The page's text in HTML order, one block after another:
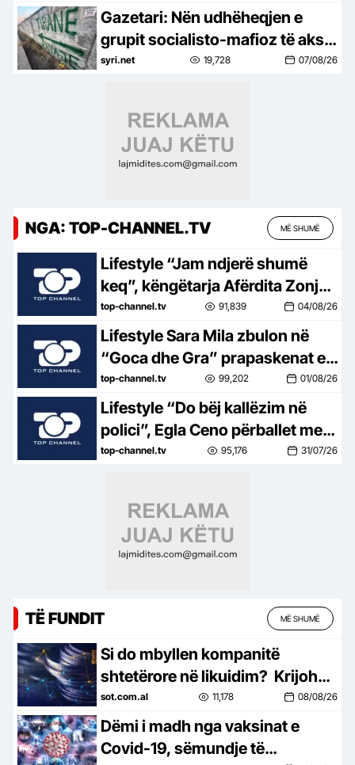
Gazetari: Nën udhëheqjen e
grupit socialisto-mafioz të aksit
Rrogozhinë-Peqin-Elbasan,
syri.net 19,728 07/08/26
NGA: TOP-CHANNEL.TV MË SHUMË
Lifestyle “Jam ndjerë shumë
keq”, këngëtarja Afërdita Zonja:
Parashqevinë nuk e kam takuar
në Amerikë. Po të ishte në
Shqipëri…
top-channel.tv 91,839 04/08/26
Lifestyle Sara Mila zbulon në
“Goca dhe Gra” prapaskenat e
jetës së saj politike: Teatër jo i
bukur, nuk është aq tragjike sa
duket
top-channel.tv 99,202 01/08/26
Lifestyle “Do bëj kallëzim në
polici”, Egla Ceno përballet me
një situatë të vështirë rreziku:
top-channel.tv 95,176 31/07/26
TË FUNDIT MË SHUMË
Si do mbyllen kompanitë
shtetërore në likuidim? Krijohet
“Operatori i Shoqërive
Shtetërore”, do të menaxhojë
asetet…
sot.com.al 11,178 08/08/26
Dëmi i madh nga vaksinat e
Covid-19, sëmundje të